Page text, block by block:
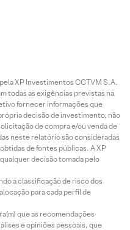
XP Investimentos CCTVM S.A.
todas as exigências previstas na
fornecer informações que
decisão de investimento, não
de compra e/ou venda de
neste relatório são consideradas
de fontes públicas. A XP
decisão tomada pelo
a classificação de risco dos
para cada perfil de
que as recomendações
e opiniões pessoais, que